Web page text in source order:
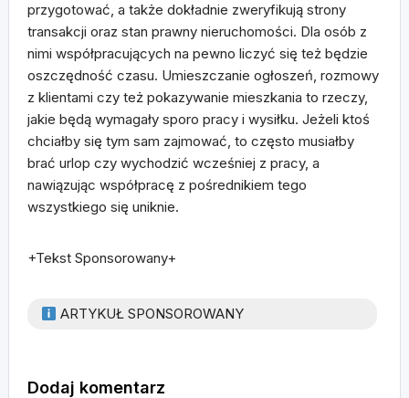
przygotować, a także dokładnie zweryfikują strony
transakcji oraz stan prawny nieruchomości. Dla osób z
nimi współpracujących na pewno liczyć się też będzie
oszczędność czasu. Umieszczanie ogłoszeń, rozmowy
z klientami czy też pokazywanie mieszkania to rzeczy,
jakie będą wymagały sporo pracy i wysiłku. Jeżeli ktoś
chciałby się tym sam zajmować, to często musiałby
brać urlop czy wychodzić wcześniej z pracy, a
nawiązując współpracę z pośrednikiem tego
wszystkiego się uniknie.
+Tekst Sponsorowany+
ARTYKUŁ SPONSOROWANY
Dodaj komentarz